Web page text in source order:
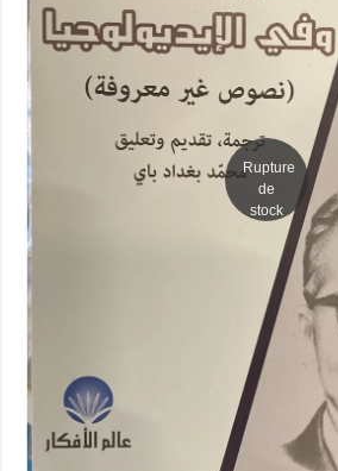
Rupture
de
stock